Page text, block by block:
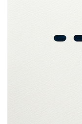
Edge.be NV, met
2060 Antwerpen
verantwoordelijke
vragen en/of
hierboven vermelde
3.